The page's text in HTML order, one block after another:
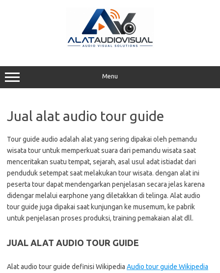
Menu
Jual alat audio tour guide
Tour guide audio adalah alat yang sering dipakai oleh pemandu
wisata tour untuk memperkuat suara dari pemandu wisata saat
menceritakan suatu tempat, sejarah, asal usul adat istiadat dari
penduduk setempat saat melakukan tour wisata. dengan alat ini
peserta tour dapat mendengarkan penjelasan secara jelas karena
didengar melalui earphone yang diletakkan di telinga. Alat audio
tour guide juga dipakai saat kunjungan ke musemum, ke pabrik
untuk penjelasan proses produksi, training pemakaian alat dll.
JUAL ALAT AUDIO TOUR GUIDE
Alat audio tour guide definisi Wikipedia Audio tour guide Wikipedia